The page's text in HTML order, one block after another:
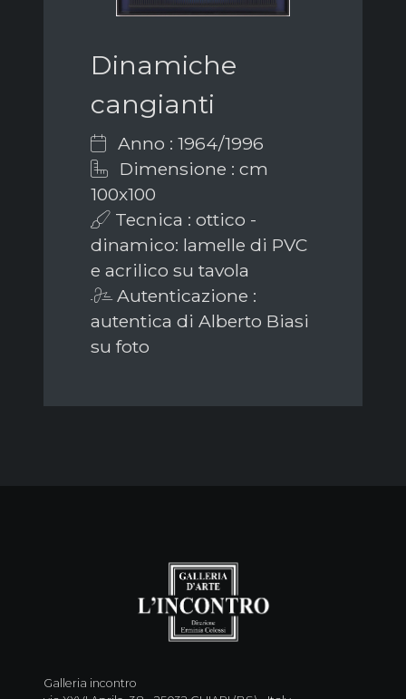
Dinamiche
cangianti
Anno : 1964/1996
Dimensione : cm
100x100
Tecnica : ottico -
dinamico: lamelle di PVC
e acrilico su tavola
Autenticazione :
autentica di Alberto Biasi
su foto
Galleria incontro